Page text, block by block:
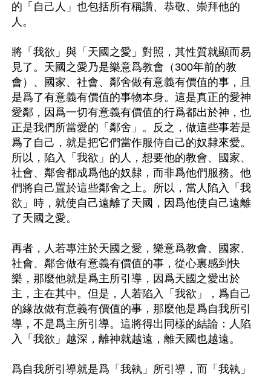
的「自己人」也包括所有稱讚、恭敬、崇拜他的
人。
將「我欲」與「天國之愛」對照，其性質就顯而易
見了。天國之愛乃是樂意爲教會（300年前的教
會）、國家、社會、鄰舍做有意義有價值的事，且
是爲了有意義有價值的事物本身。這是真正的愛神
愛鄰，因爲一切有意義有價值的行爲都出於神，也
正是我們所當愛的「鄰舍」。反之，做這些事若是
爲了自己，就是把它們當作服侍自己的奴隸來愛。
所以，陷入「我欲」的人，想要他的教會、國家、
社會、鄰舍都成爲他的奴隸，而非爲他們服務。他
們將自己置於這些鄰舍之上。所以，當人陷入「我
欲」時，就使自己遠離了天國，因爲他使自己遠離
了天國之愛。
再者，人若專注於天國之愛，樂意爲教會、國家、
社會、鄰舍做有意義有價值的事，從心裏感到快
樂，那麼他就是爲主所引導，因爲天國之愛出於
主，主在其中。但是，人若陷入「我欲」，爲自己
的緣故做有意義有價值的事，那麼他是爲自我所引
導，不是爲主所引導。這將得出同樣的結論：人陷
入「我欲」越深，離神就越遠，離天國也越遠。
爲自我所引導就是爲「我執」所引導，而「我執」